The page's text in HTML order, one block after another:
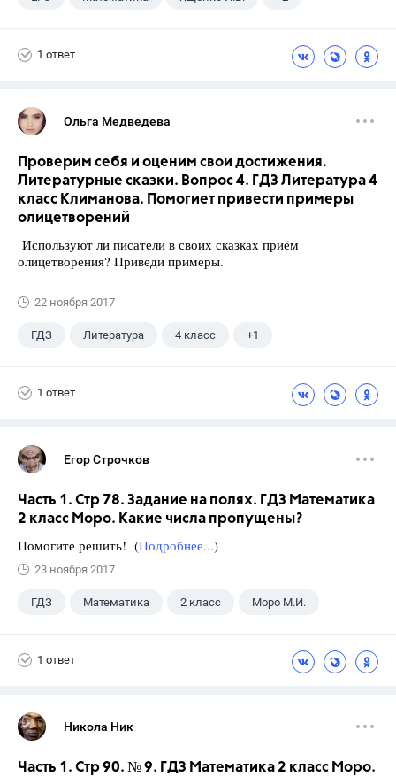
1 ответ
Ольга Медведева
Проверим себя и оценим свои достижения.
Литературные сказки. Вопрос 4. ГДЗ Литература 4
класс Климанова. Помогиет привести примеры
олицетворений
Используют ли писатели в своих сказках приём
олицетворения? Приведи примеры.
22 ноября 2017
ГДЗ Литература 4 класс +1
1 ответ
Егор Строчков
Часть 1. Стр 78. Задание на полях. ГДЗ Математика
2 класс Моро. Какие числа пропущены?
Помогите решить! (Подробнее...)
23 ноября 2017
ГДЗ Математика 2 класс Моро М.И.
1 ответ
Никола Ник
Часть 1. Стр 90. № 9. ГДЗ Математика 2 класс Моро.